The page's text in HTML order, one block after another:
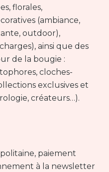
florales,
(ambiance,
outdoor),
ainsi que des
de la bougie :
cloches-
exclusives et
créateurs…).
paiement
à la newsletter